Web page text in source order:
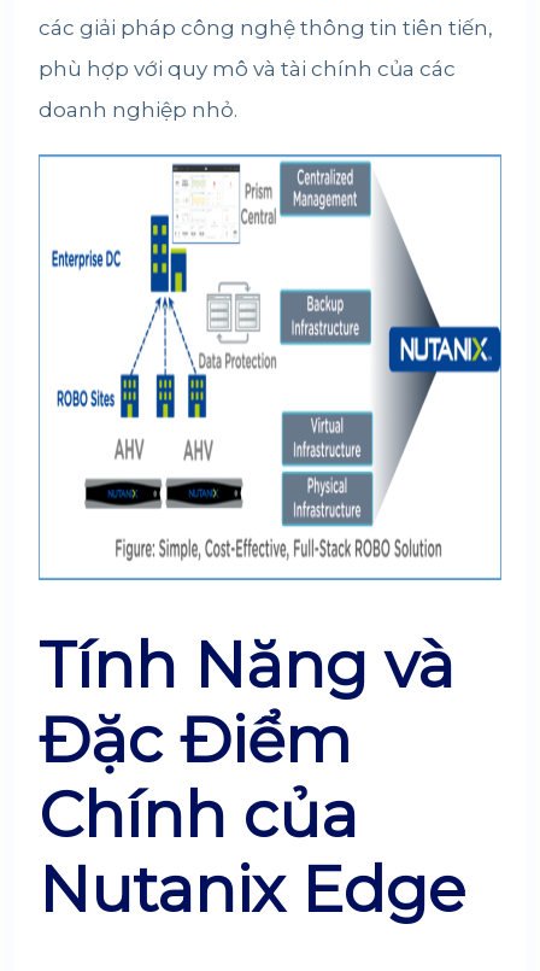
các giải pháp công nghệ thông tin tiên tiến,
phù hợp với quy mô và tài chính của các
doanh nghiệp nhỏ.
Tính Năng và
Đặc Điểm
Chính của
Nutanix Edge